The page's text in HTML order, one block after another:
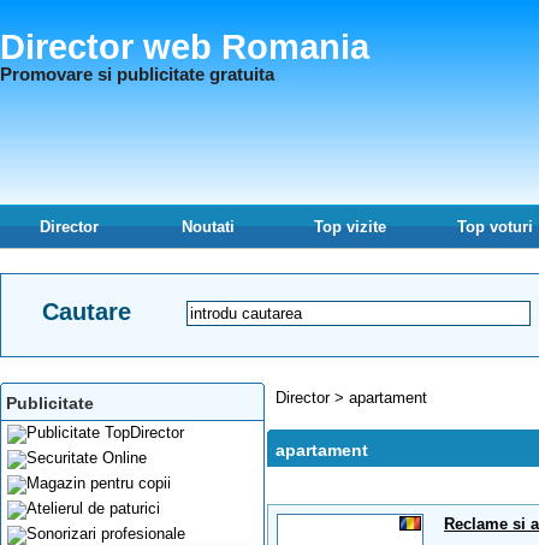
Director web Romania
Promovare si publicitate gratuita
Director Noutati Top vizite Top voturi
Cautare
Publicitate Director> apartament
apartament
Reclame si